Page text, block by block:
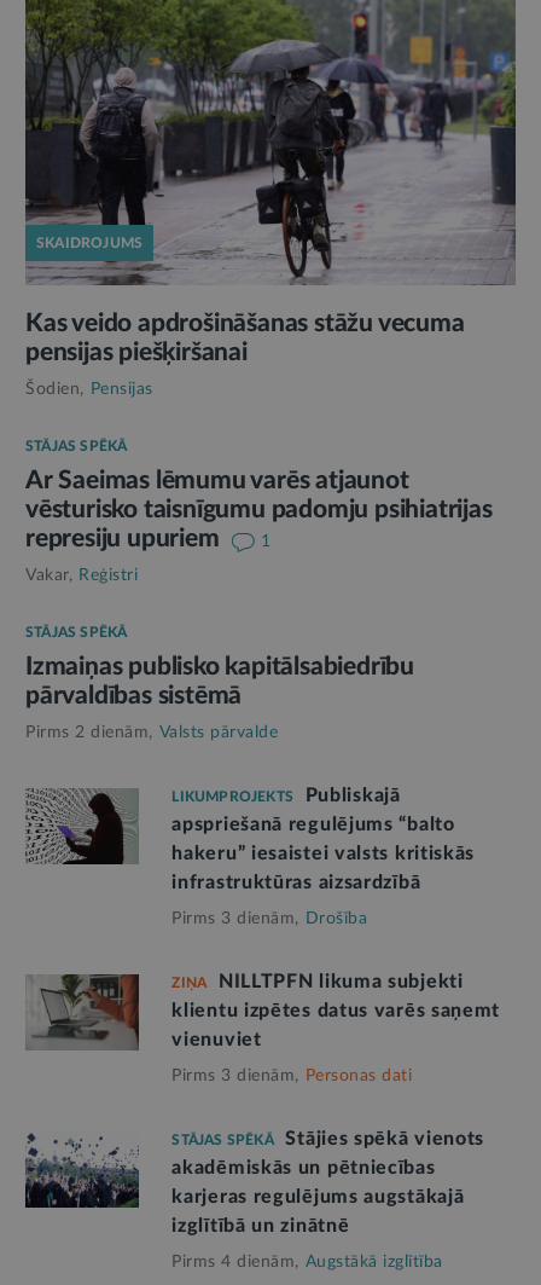
SKAIDROJUMS
Kas veido apdrošināšanas stāžu vecuma
pensijas piešķiršanai
Šodien, Pensijas
STĀJAS SPĒKĀ
Ar Saeimas lēmumu varēs atjaunot
vēsturisko taisnīgumu padomju psihiatrijas
represiju upuriem
1
Vakar, Reģistri
STĀJAS SPĒKĀ
Izmaiņas publisko kapitālsabiedrību
pārvaldības sistēmā
Pirms 2 dienām, Valsts pārvalde
LIKUMPROJEKTS
Publiskajā
apspriešanā regulējums “balto
hakeru” iesaistei valsts kritiskās
infrastruktūras aizsardzībā
Pirms 3 dienām, Drošība
ZIŅA
NILLTPFN likuma subjekti
klientu izpētes datus varēs saņemt
vienuviet
Pirms 3 dienām, Personas dati
STĀJAS SPĒKĀ
Stājies spēkā vienots
akadēmiskās un pētniecības
karjeras regulējums augstākajā
izglītībā un zinātnē
Pirms 4 dienām, Augstākā izglītība